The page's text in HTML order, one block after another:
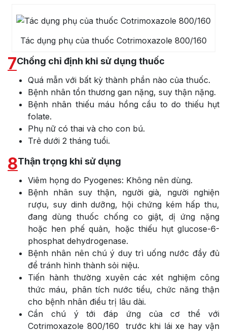
Tác dụng phụ của thuốc Cotrimoxazole 800/160
7Chống chỉ định khi sử dụng thuốc
Quá mẫn với bất kỳ thành phần nào của thuốc.
Bệnh nhân tổn thương gan nặng, suy thận nặng.
Bệnh nhân thiếu máu hồng cầu to do thiếu hụt
folate.
Phụ nữ có thai và cho con bú.
Trẻ dưới 2 tháng tuổi.
8Thận trọng khi sử dụng
Viêm họng do Pyogenes: Không nên dùng.
Bệnh nhân suy thận, người già, người nghiện
rượu, suy dinh dưỡng, hội chứng kém hấp thu,
đang dùng thuốc chống co giật, dị ứng nặng
hoặc hen phế quản, hoặc thiếu hụt glucose-6-
phosphat dehydrogenase.
Bệnh nhân nên chú ý duy trì uống nước đầy đủ
để tránh hình thành sỏi niệu.
Tiến hành thường xuyên các xét nghiệm công
thức máu, phân tích nước tiểu, chức năng thận
cho bệnh nhân điều trị lâu dài.
Cần chú ý tới đáp ứng của cơ thể với
Cotrimoxazole 800/160 trước khi lái xe hay vận